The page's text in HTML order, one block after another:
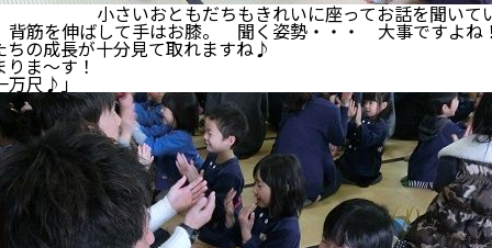
ちもきれいに座ってお話を聞いてい
背筋を伸ばして手はお膝。 聞く姿勢・・・ 大事ですよね
の成長が十分見て取れますね♪
ま～す！
尺♪」